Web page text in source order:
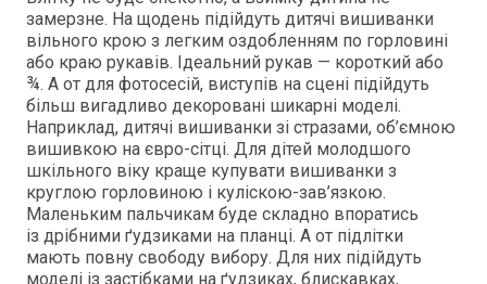
замерзне. На щодень підійдуть дитячі вишиванки
вільного крою з легким оздобленням по горловині
або краю рукавів. Ідеальний рукав — короткий або
¾. А от для фотосесій, виступів на сцені підійдуть
більш вигадливо декоровані шикарні моделі.
Наприклад, дитячі вишиванки зі стразами, об’ємною
вишивкою на євро-сітці. Для дітей молодшого
шкільного віку краще купувати вишиванки з
круглою горловиною і куліскою-зав’язкою.
Маленьким пальчикам буде складно впоратись
із дрібними ґудзиками на планці. А от підлітки
мають повну свободу вибору. Для них підійдуть
моделі із застібками на ґудзиках, блискавках,